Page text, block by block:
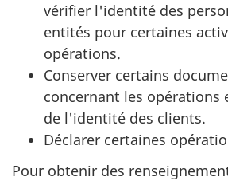
vérifier l'identité des
entités pour certaines
opérations.
Conserver certains
concernant les opérations
de l'identité des clients.
Déclarer certaines
Pour obtenir des